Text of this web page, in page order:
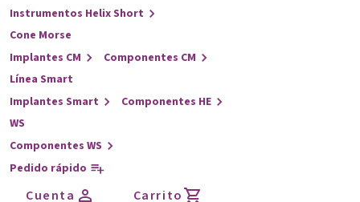
Instrumentos Helix Short
Cone Morse
Implantes CM
Componentes CM
Línea Smart
Implantes Smart
Componentes HE
WS
Componentes WS
Pedido rápido
Cuenta
Carrito